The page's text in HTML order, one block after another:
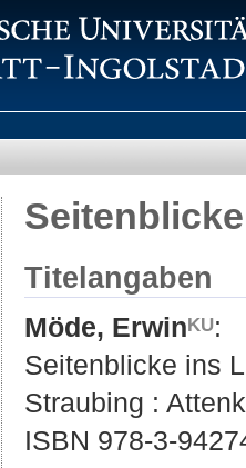
Titelangaben
Möde, Erwin
:
Seitenblicke ins
Straubing :
ISBN 978-3-